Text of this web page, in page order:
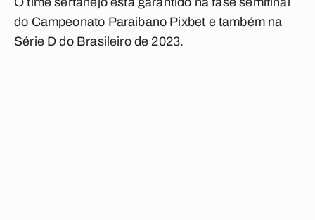
do Campeonato Paraibano Pixbet e também na
Série D do Brasileiro de 2023.